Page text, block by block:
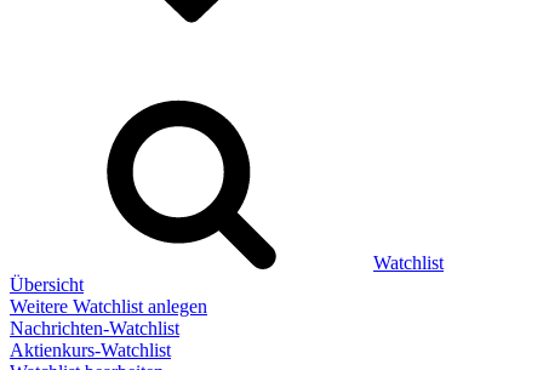
Watchlist
Übersicht
Weitere Watchlist anlegen
Nachrichten-Watchlist
Aktienkurs-Watchlist